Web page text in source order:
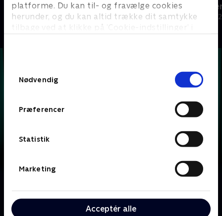
platforme. Du kan til- og fravælge cookies
herunder, og du kan altid trække dit samtykke
tilbage ved at klikke på ’Cookie-indstillinger’ i
Nødvendig
Præferencer
Statistik
Marketing
Acceptér alle
24 stjerners julikalender
TV-Shows • 1 sæsoner
Hvem vil
Quiz-shows •
Lasse Rimmer er vært, når to hold kendte danskere
skal bluffe, gætte, købe og sælge sig igennem en